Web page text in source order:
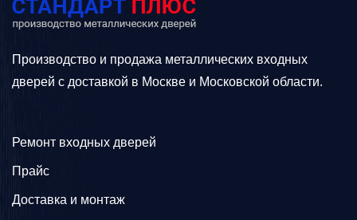
Производство и продажа металлических входных
дверей с доставкой в Москве и Московской области.
Ремонт входных дверей
Прайс
Доставка и монтаж